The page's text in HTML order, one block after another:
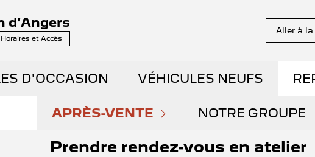
d'Angers
Horaires et Accès
Aller à
D'OCCASION
EN STOCK
DE DÉMONSTRATION
VÉHICULES NEUFS
DÉCOUVREZ NOS
RÉSERVEZ UN ESSAI
APRÈS-VENTE
PRENDRE RENDEZ-VOUS
NOTRE GROUPE
QUI SOMMES
Prendre rendez-vous en atelier